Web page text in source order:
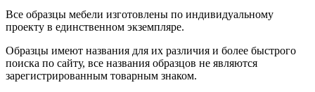
Все образцы мебели изготовлены по индивидуальному
проекту в единственном экземпляре.
Образцы имеют названия для их различия и более быстрого
поиска по сайту, все названия образцов не являются
зарегистрированным товарным знаком.